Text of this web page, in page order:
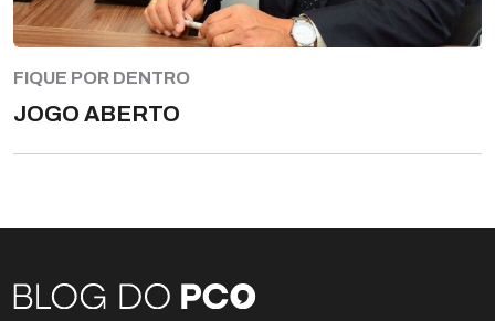
FIQUE POR DENTRO
JOGO ABERTO